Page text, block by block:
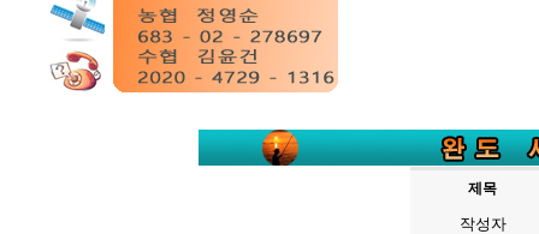
제목
작성자